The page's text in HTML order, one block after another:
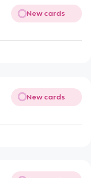
New cards
New cards